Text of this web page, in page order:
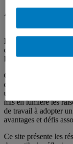
À propos
Le projet « Le spectre
coopératives de
le Réseau COOP et
Cette recherche visait
de gestion et de
un modèle plus
mis en lumière les
de travail à adopter
avantages et défis
Ce site présente les